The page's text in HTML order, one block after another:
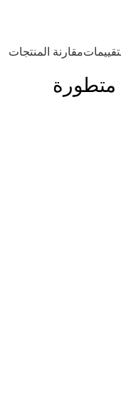
مقارنة المنتجات
متطورة